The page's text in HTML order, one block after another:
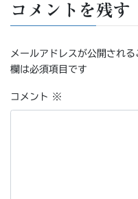
コメントを残す
メールアドレスが公開される
欄は必須項目です
コメント ※